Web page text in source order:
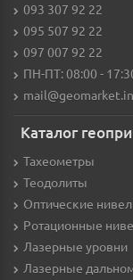
093 307 92 22
095 507 92 22
097 007 92 22
ПН-ПТ: 08:00 -
Каталог
Тахеометры
Теодолиты
Оптические
Ротационные
Лазерные уровни
Лазерные